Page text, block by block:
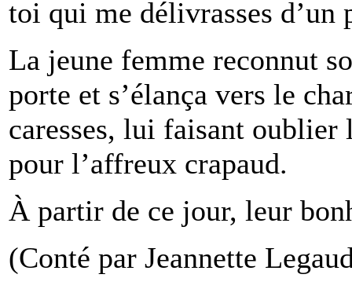
toi qui me délivrasses d’un
La jeune femme reconnut
porte et s’élança vers le
caresses, lui faisant oublier
pour l’affreux crapaud.
À partir de ce jour, leur
(Conté par Jeannette